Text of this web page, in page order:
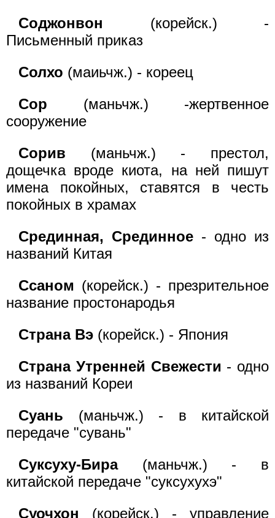
Соджонвон (корейск.) -
Письменный приказ
Солхо (маиьчж.) - кореец
Сор (маньчж.) -жертвенное
сооружение
Сорив (маньчж.) - престол,
дощечка вроде киота, на ней пишут
имена покойных, ставятся в честь
покойных в храмах
Срединная, Срединное - одно из
названий Китая
Ссаном (корейск.) - презрительное
название простонародья
Страна Вэ (корейск.) - Япония
Страна Утренней Свежести - одно
из названий Кореи
Суань (маньчж.) - в китайской
передаче "сувань"
Суксуху-Бира (маньчж.) - в
китайской передаче "суксухухэ"
Суочхон (корейск.) - управление